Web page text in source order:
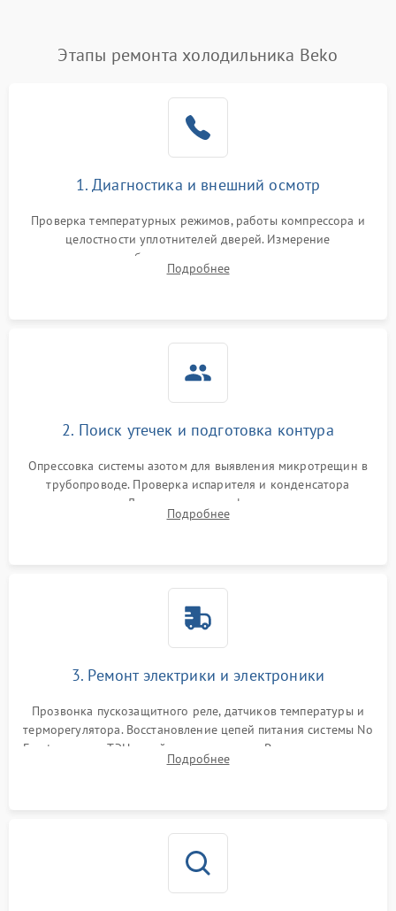
Поломка системы No Frost 2600 ₽ Подробнее →
работе
2000 ₽ Подробнее →
1000 ₽
1800 ₽
Этапы ремонта холодильника Beko
1. Диагностика и внешний осмотр
Проверка температурных режимов, работы компрессора и
целостности уплотнителей дверей. Измерение
сопротивления обмоток мотора, проверка термостата и
считывание кодов ошибок с электронного дисплея.
Подробнее
2. Поиск утечек и подготовка контура
Опрессовка системы азотом для выявления микротрещин в
трубопроводе. Проверка испарителя и конденсатора
течеискателем. Демонтаж старого фильтра-осушителя и
продувка капиллярной трубки для устранения засоров.
Подробнее
3. Ремонт электрики и электроники
Прозвонка пускозащитного реле, датчиков температуры и
терморегулятора. Восстановление цепей питания системы No
Frost, включая ТЭН оттайки и вентилятор. Ремонт или замена
платы управления при сбоях алгоритмов.
Подробнее